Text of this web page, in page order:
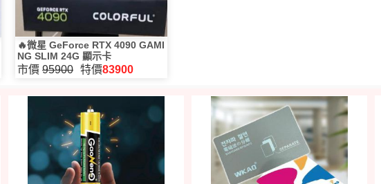
🔥微星 GeForce RTX 4090 GAMI
NG SLIM 24G 顯示卡
市價 95900 特價83900